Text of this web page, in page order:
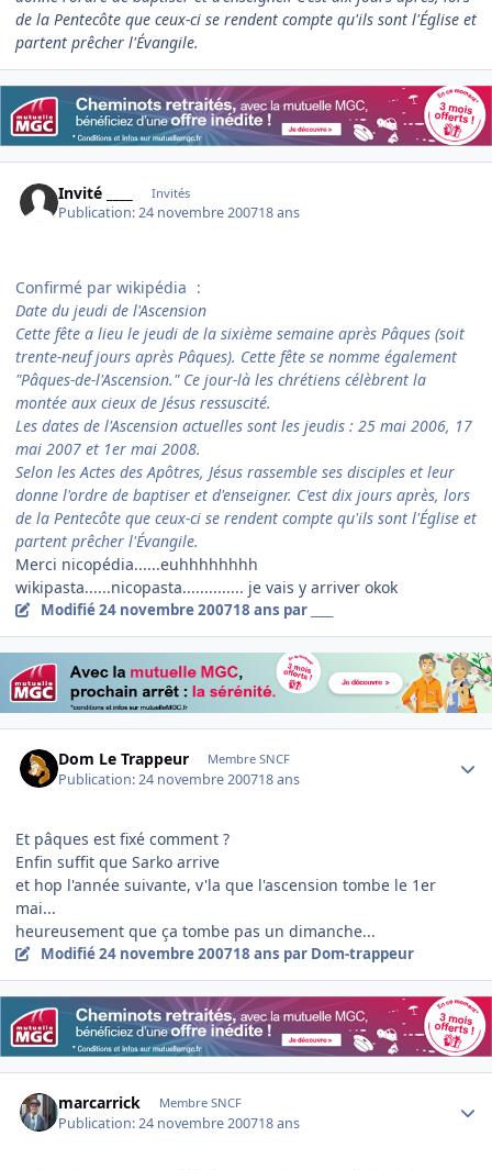
de la Pentecôte que ceux-ci se rendent compte qu'ils sont l'Église et
partent prêcher l'Évangile.
Invité ____ Invités
Publication:24 novembre 200718 ans
Confirmé par wikipédia :
Date du jeudi de l'Ascension
Cette fête a lieu le jeudi de la sixième semaine après Pâques (soit
trente-neuf jours après Pâques). Cette fête se nomme également
"Pâques-de-l'Ascension." Ce jour-là les chrétiens célèbrent la
montée aux cieux de Jésus ressuscité.
Les dates de l'Ascension actuelles sont les jeudis : 25 mai 2006, 17
mai 2007 et 1er mai 2008.
Selon les Actes des Apôtres, Jésus rassemble ses disciples et leur
donne l'ordre de baptiser et d'enseigner. C'est dix jours après, lors
de la Pentecôte que ceux-ci se rendent compte qu'ils sont l'Église et
partent prêcher l'Évangile.
Merci nicopédia......euhhhhhhhh
wikipasta......nicopasta.............. je vais y arriver okok
Modifié24 novembre 200718 ans par ____
Dom Le Trappeur Membre SNCF
Publication:24 novembre 200718 ans
Et pâques est fixé comment ?
Enfin suffit que Sarko arrive
et hop l'année suivante, v'la que l'ascension tombe le 1er
mai...
heureusement que ça tombe pas un dimanche...
Modifié24 novembre 200718 ans par Dom-trappeur
marcarrick Membre SNCF
Publication:24 novembre 200718 ans